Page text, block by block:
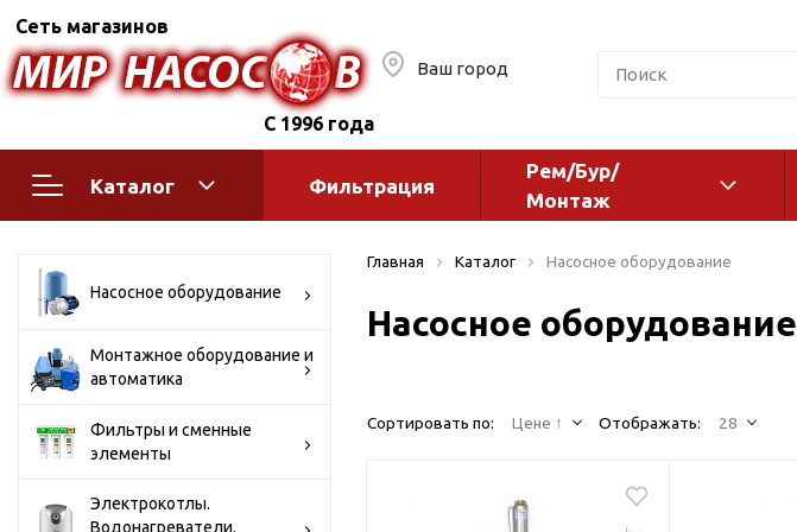
Сеть магазинов
С 1996 года
Ваш город
Каталог
Поверхностные насосы
Бытовые
Горизонтальные
многоступенчатые
многоступенчатые
моноблочные
Полив
водоснабжения
Оголовки и адаптеры
Фильтрация
Рем/Бур/
Монтаж
Насосное оборудование
Монтажное оборудование и
автоматика
Фильтры и сменные
элементы
Электрокотлы.
Водонагреватели.
Главная Каталог Насосное оборудование
Насосное оборудование
Сортировать по: Цене ↑ Отображать: 28